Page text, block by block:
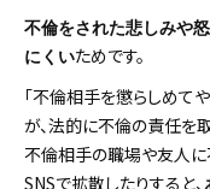
不倫をされた悲しみや
にくいためです。
「不倫相手を懲らしめて
が、法的に不倫の責任を
不倫相手の職場や友人に
SNSで拡散したりすると、